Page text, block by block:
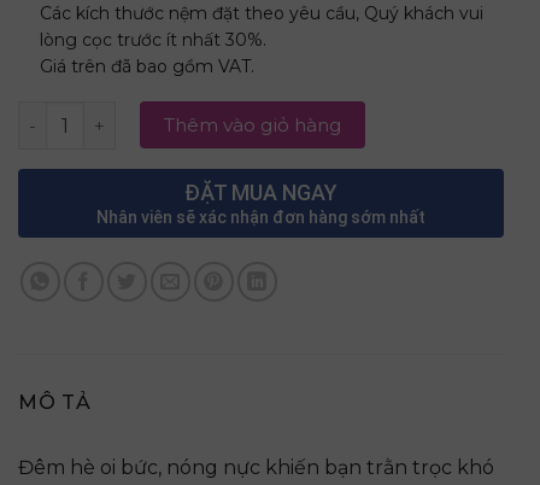
Các kích thước nệm đặt theo yêu cầu, Quý khách vui
lòng cọc trước ít nhất 30%.
Giá trên đã bao gồm VAT.
Nệm Điều Hòa Thắng Lợi Vitamin Cool 1m2 x 2m x 10cm
Thêm vào giỏ hàng
ĐẶT MUA NGAY
Nhân viên sẽ xác nhận đơn hàng sớm nhất
MÔ TẢ
Đêm hè oi bức, nóng nực khiến bạn trằn trọc khó